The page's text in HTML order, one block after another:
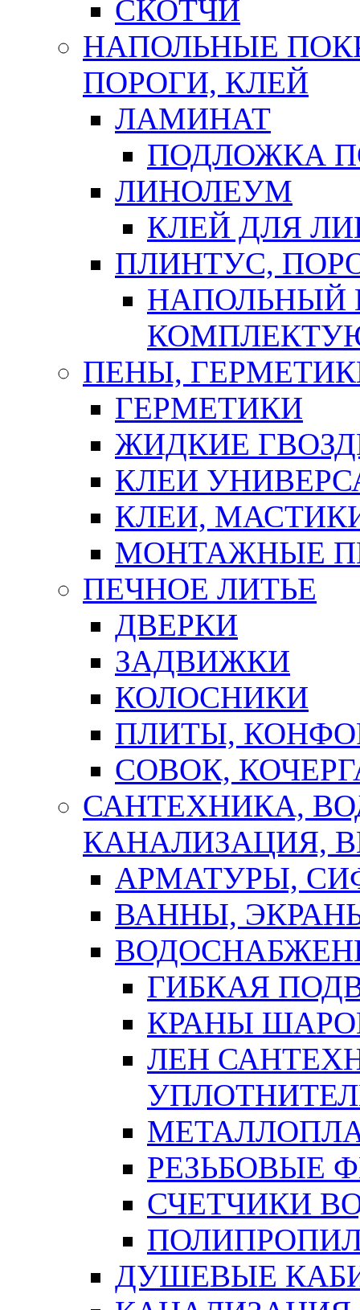
СКОТЧИ
НАПОЛЬНЫЕ
ПОРОГИ, КЛЕЙ
ЛАМИНАТ
ПОДЛОЖКА
ЛИНОЛЕУМ
КЛЕЙ ДЛЯ
ПЛИНТУС,
НАПОЛЬНЫЙ
ПЕНЫ,
ГЕРМЕТИКИ
ЖИДКИЕ
КЛЕИ
КЛЕИ,
МОНТАЖНЫЕ
ПЕЧНОЕ ЛИТЬЕ
ДВЕРКИ
ЗАДВИЖКИ
КОЛОСНИКИ
ПЛИТЫ,
СОВОК,
САНТЕХНИКА,
КАНАЛИЗАЦИЯ,
АРМАТУРЫ,
ВАННЫ,
ГИБКАЯ
КРАНЫ
ЛЕН
РЕЗЬБОВЫЕ
СЧЕТЧИКИ
ДУШЕВЫЕ